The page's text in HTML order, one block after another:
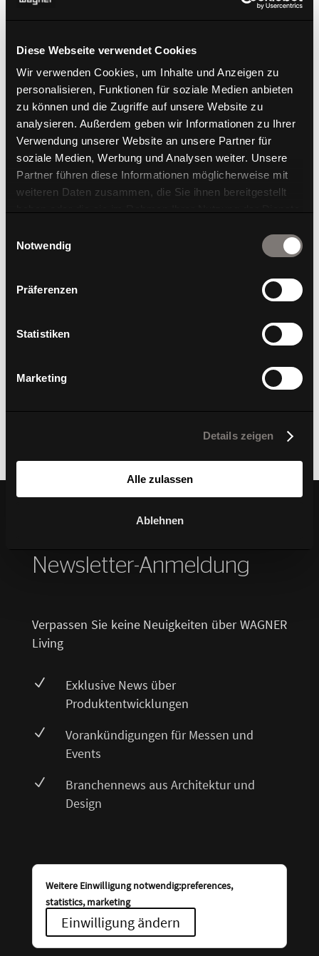
Diese Webseite verwendet Cookies
Wir verwenden Cookies, um Inhalte und Anzeigen zu
personalisieren, Funktionen für soziale Medien anbieten
zu können und die Zugriffe auf unsere Website zu
analysieren. Außerdem geben wir Informationen zu Ihrer
Verwendung unserer Website an unsere Partner für
soziale Medien, Werbung und Analysen weiter. Unsere
Partner führen diese Informationen möglicherweise mit
weiteren Daten zusammen, die Sie ihnen bereitgestellt
Notwendig
Präferenzen
Statistiken
Marketing
Details zeigen
Alle zulassen
Ablehnen
Titan Limited
Newsletter-Anmeldung
Verpassen Sie keine Neuigkeiten über WAGNER
Living
N
Exklusive News über
Produktentwicklungen
N
Vorankündigungen für Messen und
Events
N
Branchennews aus Architektur und
Design
Weitere Einwilligung notwendig:preferences,
statistics, marketing
Einwilligung ändern